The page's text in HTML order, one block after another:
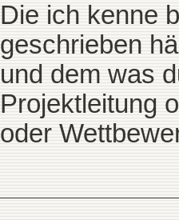
Die ich kenne
geschrieben
und dem was
Projektleitung
oder